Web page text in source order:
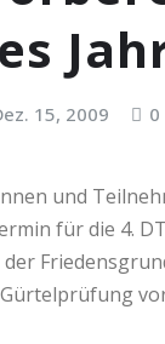
15, 2009 0
und
für die 4.